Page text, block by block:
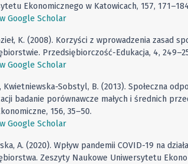
Ekonomicznego w Katowicach, 157,
Google Scholar
K. (2008). Korzyści z wprowadzenia zasad
Przedsiębiorczość-Edukacja, 4,
Google Scholar
Kwietniewska-Sobstyl, B. (2013). Społeczna
badanie porównawcze małych i średnich
156, 35–50.
Google Scholar
A. (2020). Wpływ pandemii COVID-19 na
Zeszyty Naukowe Uniwersytetu